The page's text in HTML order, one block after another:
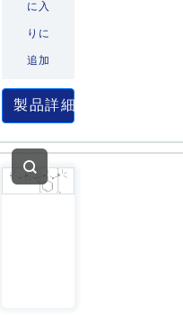
に入
りに
追加
製品詳細